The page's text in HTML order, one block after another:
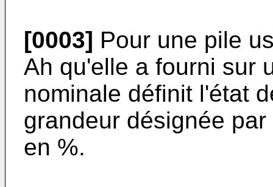
[0003] Pour une pile
Ah qu'elle a fourni sur
nominale définit l'état
grandeur désignée
en %.